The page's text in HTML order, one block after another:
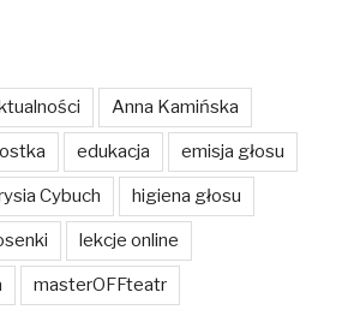
Anna Kamińska
edukacja emisja głosu
Cybuch higiena głosu
lekcje online
masterOFFteatr